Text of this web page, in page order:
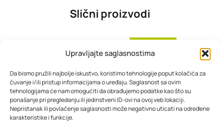
Upravljajte saglasnostima
Da bismo pružili najbolje iskustvo, koristimo tehnologije poput kolačića za
čuvanje i/ili pristup informacijama o uređaju. Saglasnost sa ovim
tehnologijama će nam omogućiti da obrađujemo podatke kao što su
ponašanje pri pregledanju ili jedinstveni ID-ovi na ovoj veb lokaciji.
Nepristanak ili povlačenje saglasnosti može negativno uticati na određene
karakteristike i funkcije.
Slični proizvodi